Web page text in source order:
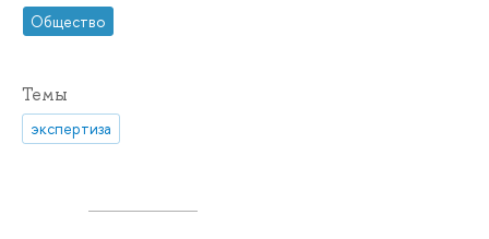
Общество
Темы
экспертиза